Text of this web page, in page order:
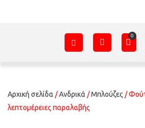
Αρχική σελίδα /Ανδρικά /Μπλούζες /
λεπτομέρειες παραλαβής